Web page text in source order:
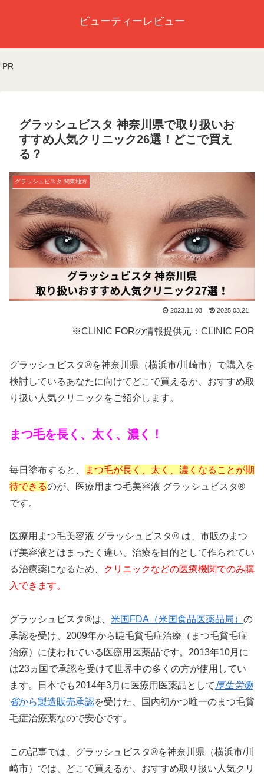
ビューティーレビュー
PR
グラッシュビスタ 神奈川県で取り扱いお
すすめ人気クリニック26選！どこで買え
る？
グラッシュビスタ 関東地方
2023.11.03 2025.03.21
※CLINIC FORの情報提供元：CLINIC FOR
グラッシュビスタ®を神奈川県（横浜市/川崎市）で購入を
検討しているあなたに向けてどこで買えるか、おすすめ取
り扱い人気クリニックをご紹介します。
まつ毛を長く、太く、濃く！
毎日塗布すると、
まつ毛が長く、太く、濃くなることが期
待できるのが、医療用まつ毛美容液 グラッシュビスタ®
です。
医療用まつ毛美容液 グラッシュビスタ® は、市販のまつ
げ美容液とはまったく違い、治療を目的として作られてい
る治療薬になるため、
クリニックなどの医療機関でのみ購
入できます。
グラッシュビスタ®は、 米国FDA（米国食品医薬品局） の
承認を受け、2009年から睫毛貧毛症治療（まつ毛貧毛症
治療）に使われている医療用医薬品です。2013年10月に
は23ヵ国で承認を受けて世界中の多くの方が使用してい
ます。日本でも2014年3月に医療用医薬品として 厚生労働
省から製造販売承認を受けた、国内初かつ唯一のまつ毛貧
毛症治療薬なので安心です。
この記事では、グラッシュビスタ®を神奈川県（横浜市/川
崎市）では、どこで買えるか、おすすめ取り扱い人気クリ